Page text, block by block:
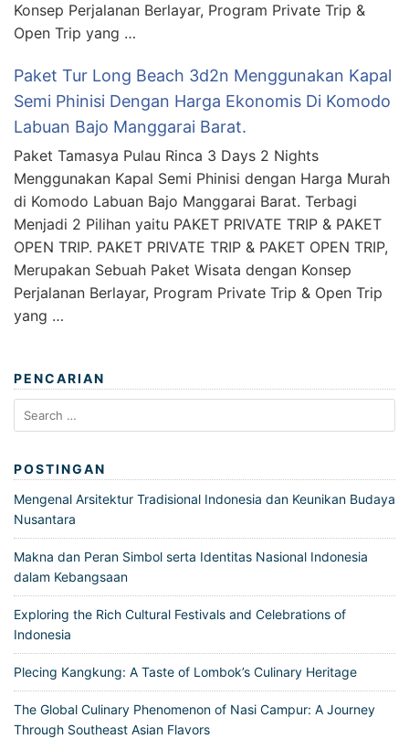
Konsep Perjalanan Berlayar, Program Private Trip &
Open Trip yang …
Paket Tur Long Beach 3d2n Menggunakan Kapal
Semi Phinisi Dengan Harga Ekonomis Di Komodo
Labuan Bajo Manggarai Barat.
Paket Tamasya Pulau Rinca 3 Days 2 Nights
Menggunakan Kapal Semi Phinisi dengan Harga Murah
di Komodo Labuan Bajo Manggarai Barat. Terbagi
Menjadi 2 Pilihan yaitu PAKET PRIVATE TRIP & PAKET
OPEN TRIP. PAKET PRIVATE TRIP & PAKET OPEN TRIP,
Merupakan Sebuah Paket Wisata dengan Konsep
Perjalanan Berlayar, Program Private Trip & Open Trip
yang …
PENCARIAN
Search
for:
POSTINGAN
Mengenal Arsitektur Tradisional Indonesia dan Keunikan Budaya
Nusantara
Makna dan Peran Simbol serta Identitas Nasional Indonesia
dalam Kebangsaan
Exploring the Rich Cultural Festivals and Celebrations of
Indonesia
Plecing Kangkung: A Taste of Lombok’s Culinary Heritage
The Global Culinary Phenomenon of Nasi Campur: A Journey
Through Southeast Asian Flavors